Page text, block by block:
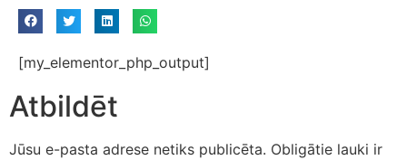
[my_elementor_php_output]
Atbildēt
Jūsu e-pasta adrese netiks publicēta. Obligātie lauki ir